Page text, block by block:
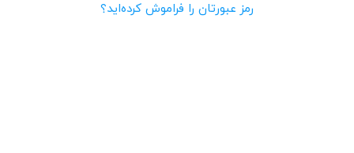
رمز عبورتان را فراموش کرده‌اید؟